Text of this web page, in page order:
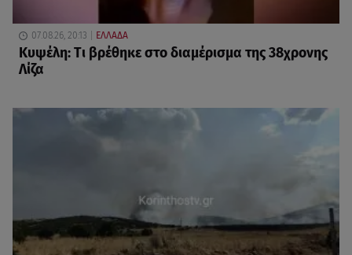
07.08.26, 20:13 ΕΛΛΑΔΑ
Κυψέλη: Tι βρέθηκε στο διαμέρισμα της 38χρονης
Λίζα